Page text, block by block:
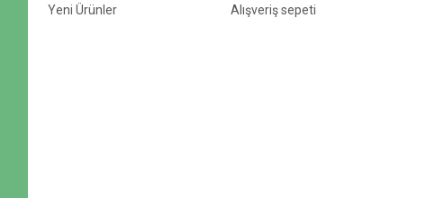
Yeni Ürünler
Alışveriş sepeti